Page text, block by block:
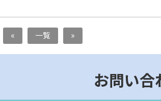
« 一覧 »
お問い合